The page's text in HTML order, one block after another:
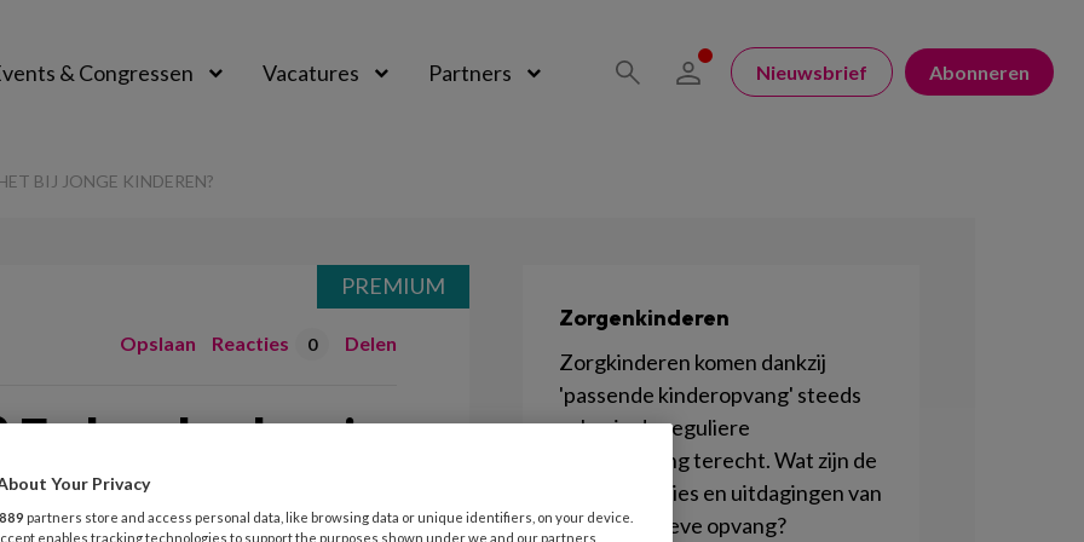
& Congressen Vacatures Partners Nieuwsbrief Abonneren
BIJ JONGE KINDEREN?
Opslaan Reacties 0 Delen
hoe herken je
PREMIUM
Zorgenkinderen
Zorgkinderen komen dankzij
'passende kinderopvang' steeds
vaker in de reguliere
kinderopvang terecht. Wat zijn de
consequenties en uitdagingen van
deze inclusieve opvang?
Your Privacy
889 partners store and access personal data, like browsing data or unique identifiers, on your device.
enables tracking technologies to support the purposes shown under we and our partners